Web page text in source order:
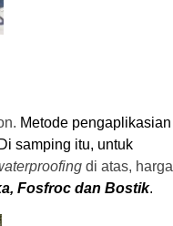
Metode pengaplikasian
samping itu, untuk
di atas, harga
Fosfroc dan Bostik.